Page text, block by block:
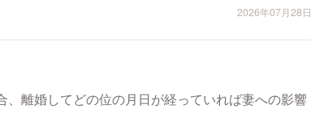
2026年07月28日
、離婚してどの位の月日が経っていれば妻への影響